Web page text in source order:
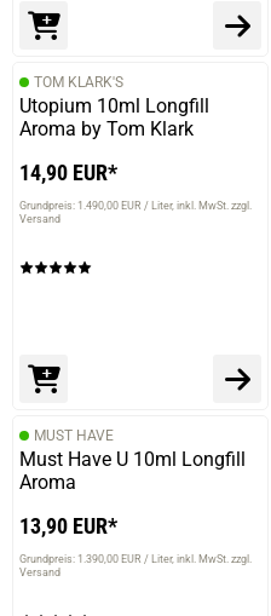
TOM KLARK'S
Utopium 10ml Longfill
Aroma by Tom Klark
14,90 EUR*
Grundpreis: 1.490,00 EUR / Liter inkl. MwSt. zzgl.
Versand
MUST HAVE
Must Have U 10ml Longfill
Aroma
13,90 EUR*
Grundpreis: 1.390,00 EUR / Liter inkl. MwSt. zzgl.
Versand